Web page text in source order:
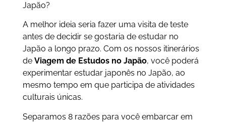
Japão?
A melhor ideia seria fazer uma visita de teste
antes de decidir se gostaria de estudar no
Japão a longo prazo. Com os nossos itinerários
de Viagem de Estudos no Japão, você poderá
experimentar estudar japonês no Japão, ao
mesmo tempo em que participa de atividades
culturais únicas.
Separamos 8 razões para você embarcar em